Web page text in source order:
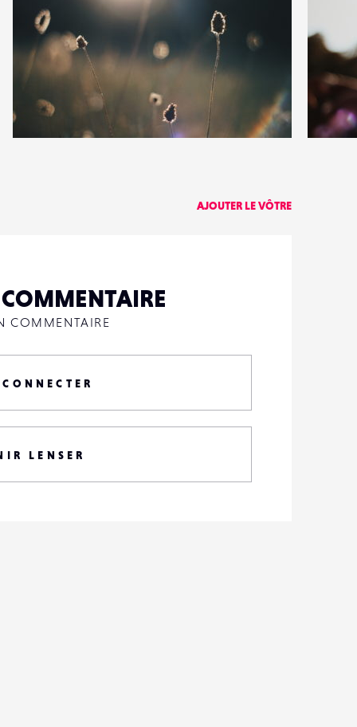
19
2
AJOUTER LE VÔTRE
COMMENTAIRE
LENSER